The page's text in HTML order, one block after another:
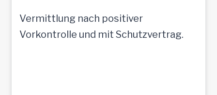
Vermittlung nach positiver
Vorkontrolle und mit Schutzvertrag.